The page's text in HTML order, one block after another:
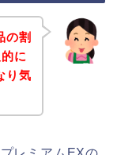
の割
に
り気